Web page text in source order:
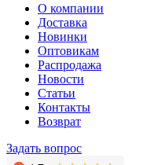
О компании
Доставка
Новинки
Оптовикам
Распродажа
Новости
Статьи
Контакты
Возврат
Задать вопрос